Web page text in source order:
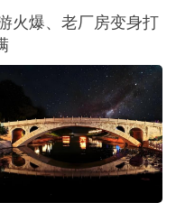
火爆、老厂房变身打